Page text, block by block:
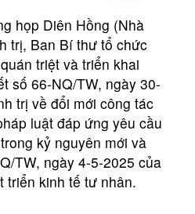
họp Diên Hồng (Nhà
trị, Ban Bí thư tổ chức
triệt và triển khai
số 66-NQ/TW, ngày 30-
trị về đổi mới công tác
luật đáp ứng yêu cầu
kỷ nguyên mới và
TW, ngày 4-5-2025 của
triển kinh tế tư nhân.